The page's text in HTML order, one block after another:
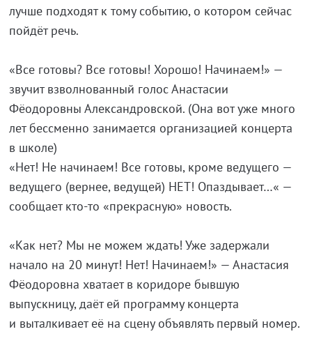
лучше подходят к тому событию, о котором сейчас
пойдёт речь.
«Все готовы? Все готовы! Хорошо! Начинаем!» —
звучит взволнованный голос Анастасии
Фёодоровны Александровской. (Она вот уже много
лет бессменно занимается организацией концерта
в школе)
«Нет! Не начинаем! Все готовы, кроме ведущего —
ведущего (вернее, ведущей) НЕТ! Опаздывает…« —
сообщает кто-то «прекрасную» новость.
«Как нет? Мы не можем ждать! Уже задержали
начало на 20 минут! Нет! Начинаем!» — Анастасия
Фёодоровна хватает в коридоре бывшую
выпускницу, даёт ей программу концерта
и выталкивает её на сцену объявлять первый номер.